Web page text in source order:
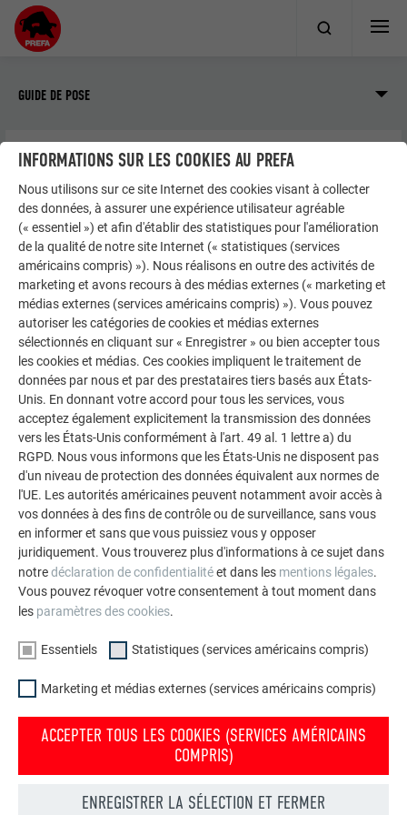
GUIDE DE POSE
Matériau
MATÉRIAU
Le profil sinus et le profil triangle sont extrudés à partir d’un
alliage d’aluminium EN AW-6060 T66 conformément aux
tolérances permises par la norme EN 12020-2.
RETOUR SUIVANT
DÉCOUVREZ LES NOMBREUX AVANTAGES DES PRODUITS PREFA
Convainquez-vous maintenant ! Il suffit de commander les
L’ENTREPRISE FAMILIALE | PREFA
À propos de nous
Durabilité
Offres d’emploi
Presse
NOUS VOUS OFFRONS NOTRE AIDE
Trouver un artisan près de
chez vous
Questions & Réponses
INFORMATIONS SUR LES COOKIES AU PREFA
Nous utilisons sur ce site Internet des cookies visant à collecter
des données, à assurer une expérience utilisateur agréable
(« essentiel ») et afin d'établir des statistiques pour l'amélioration
de la qualité de notre site Internet (« statistiques (services
américains compris) »). Nous réalisons en outre des activités de
marketing et avons recours à des médias externes (« marketing et
médias externes (services américains compris) »). Vous pouvez
autoriser les catégories de cookies et médias externes
sélectionnés en cliquant sur « Enregistrer » ou bien accepter tous
les cookies et médias. Ces cookies impliquent le traitement de
données par nous et par des prestataires tiers basés aux États-
Unis. En donnant votre accord pour tous les services, vous
acceptez également explicitement la transmission des données
vers les États-Unis conformément à l'art. 49 al. 1 lettre a) du
RGPD. Nous vous informons que les États-Unis ne disposent pas
d'un niveau de protection des données équivalent aux normes de
l'UE. Les autorités américaines peuvent notamment avoir accès à
vos données à des fins de contrôle ou de surveillance, sans vous
en informer et sans que vous puissiez vous y opposer
juridiquement. Vous trouverez plus d'informations à ce sujet dans
notredéclaration de confidentialitéet dans les mentions légales.
Vous pouvez révoquer votre consentement à tout moment dans
les paramètres des cookies.
Essentiels Statistiques (services américains compris)
Marketing et médias externes (services américains compris)
ACCEPTER TOUS LES COOKIES (SERVICES AMÉRICAINS
COMPRIS)
ENREGISTRER LA SÉLECTION ET FERMER